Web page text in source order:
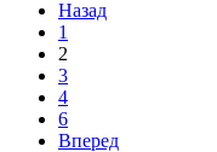
Назад
1
2
3
4
6
Вперед